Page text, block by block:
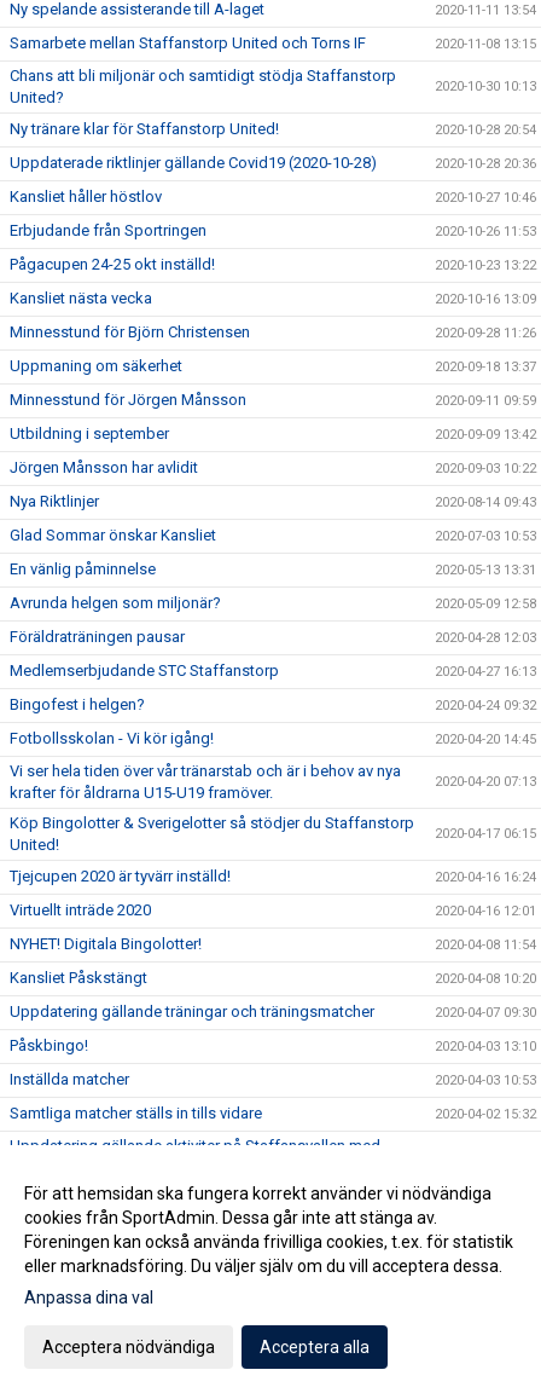
Ny spelande assisterande till A-laget 2020-11-11 13:54
Samarbete mellan Staffanstorp United och Torns IF 2020-11-08 13:15
Chans att bli miljonär och samtidigt stödja Staffanstorp
United?
2020-10-30 10:13
Ny tränare klar för Staffanstorp United! 2020-10-28 20:54
Uppdaterade riktlinjer gällande Covid19 (2020-10-28) 2020-10-28 20:36
Kansliet håller höstlov 2020-10-27 10:46
Erbjudande från Sportringen 2020-10-26 11:53
Pågacupen 24-25 okt inställd! 2020-10-23 13:22
Kansliet nästa vecka 2020-10-16 13:09
Minnesstund för Björn Christensen 2020-09-28 11:26
Uppmaning om säkerhet 2020-09-18 13:37
Minnesstund för Jörgen Månsson 2020-09-11 09:59
Utbildning i september 2020-09-09 13:42
Jörgen Månsson har avlidit 2020-09-03 10:22
Nya Riktlinjer 2020-08-14 09:43
Glad Sommar önskar Kansliet 2020-07-03 10:53
En vänlig påminnelse 2020-05-13 13:31
Avrunda helgen som miljonär? 2020-05-09 12:58
Föräldraträningen pausar 2020-04-28 12:03
Medlemserbjudande STC Staffanstorp 2020-04-27 16:13
Bingofest i helgen? 2020-04-24 09:32
Fotbollsskolan - Vi kör igång! 2020-04-20 14:45
Vi ser hela tiden över vår tränarstab och är i behov av nya
krafter för åldrarna U15-U19 framöver.
2020-04-20 07:13
Köp Bingolotter & Sverigelotter så stödjer du Staffanstorp
United!
2020-04-17 06:15
Tjejcupen 2020 är tyvärr inställd! 2020-04-16 16:24
Virtuellt inträde 2020 2020-04-16 12:01
NYHET! Digitala Bingolotter! 2020-04-08 11:54
Kansliet Påskstängt 2020-04-08 10:20
Uppdatering gällande träningar och träningsmatcher 2020-04-07 09:30
Påskbingo! 2020-04-03 13:10
Inställda matcher 2020-04-03 10:53
Samtliga matcher ställs in tills vidare 2020-04-02 15:32
Uppdatering gällande aktiviter på Staffansvallen med
Staffansvallen stängs ner tills vidare! 2020-03-12 15:24
Nu anlitar vi en konsult för att optimera verksamheten 2020-03-06 07:01
Vårens domarkurser 2020-02-19 11:37
Årsmöte onsdag 11 mars!
För att hemsidan ska fungera korrekt använder vi nödvändiga
cookies från SportAdmin. Dessa går inte att stänga av.
Föreningen kan också använda frivilliga cookies, t.ex. för statistik
eller marknadsföring. Du väljer själv om du vill acceptera dessa.
Anpassa dina val
Acceptera nödvändiga Acceptera alla